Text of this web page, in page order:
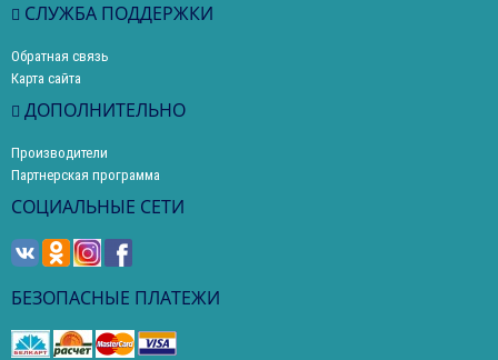
СЛУЖБА ПОДДЕРЖКИ
Обратная связь
Карта сайта
ДОПОЛНИТЕЛЬНО
Производители
Партнерская программа
СОЦИАЛЬНЫЕ СЕТИ
БЕЗОПАСНЫЕ ПЛАТЕЖИ